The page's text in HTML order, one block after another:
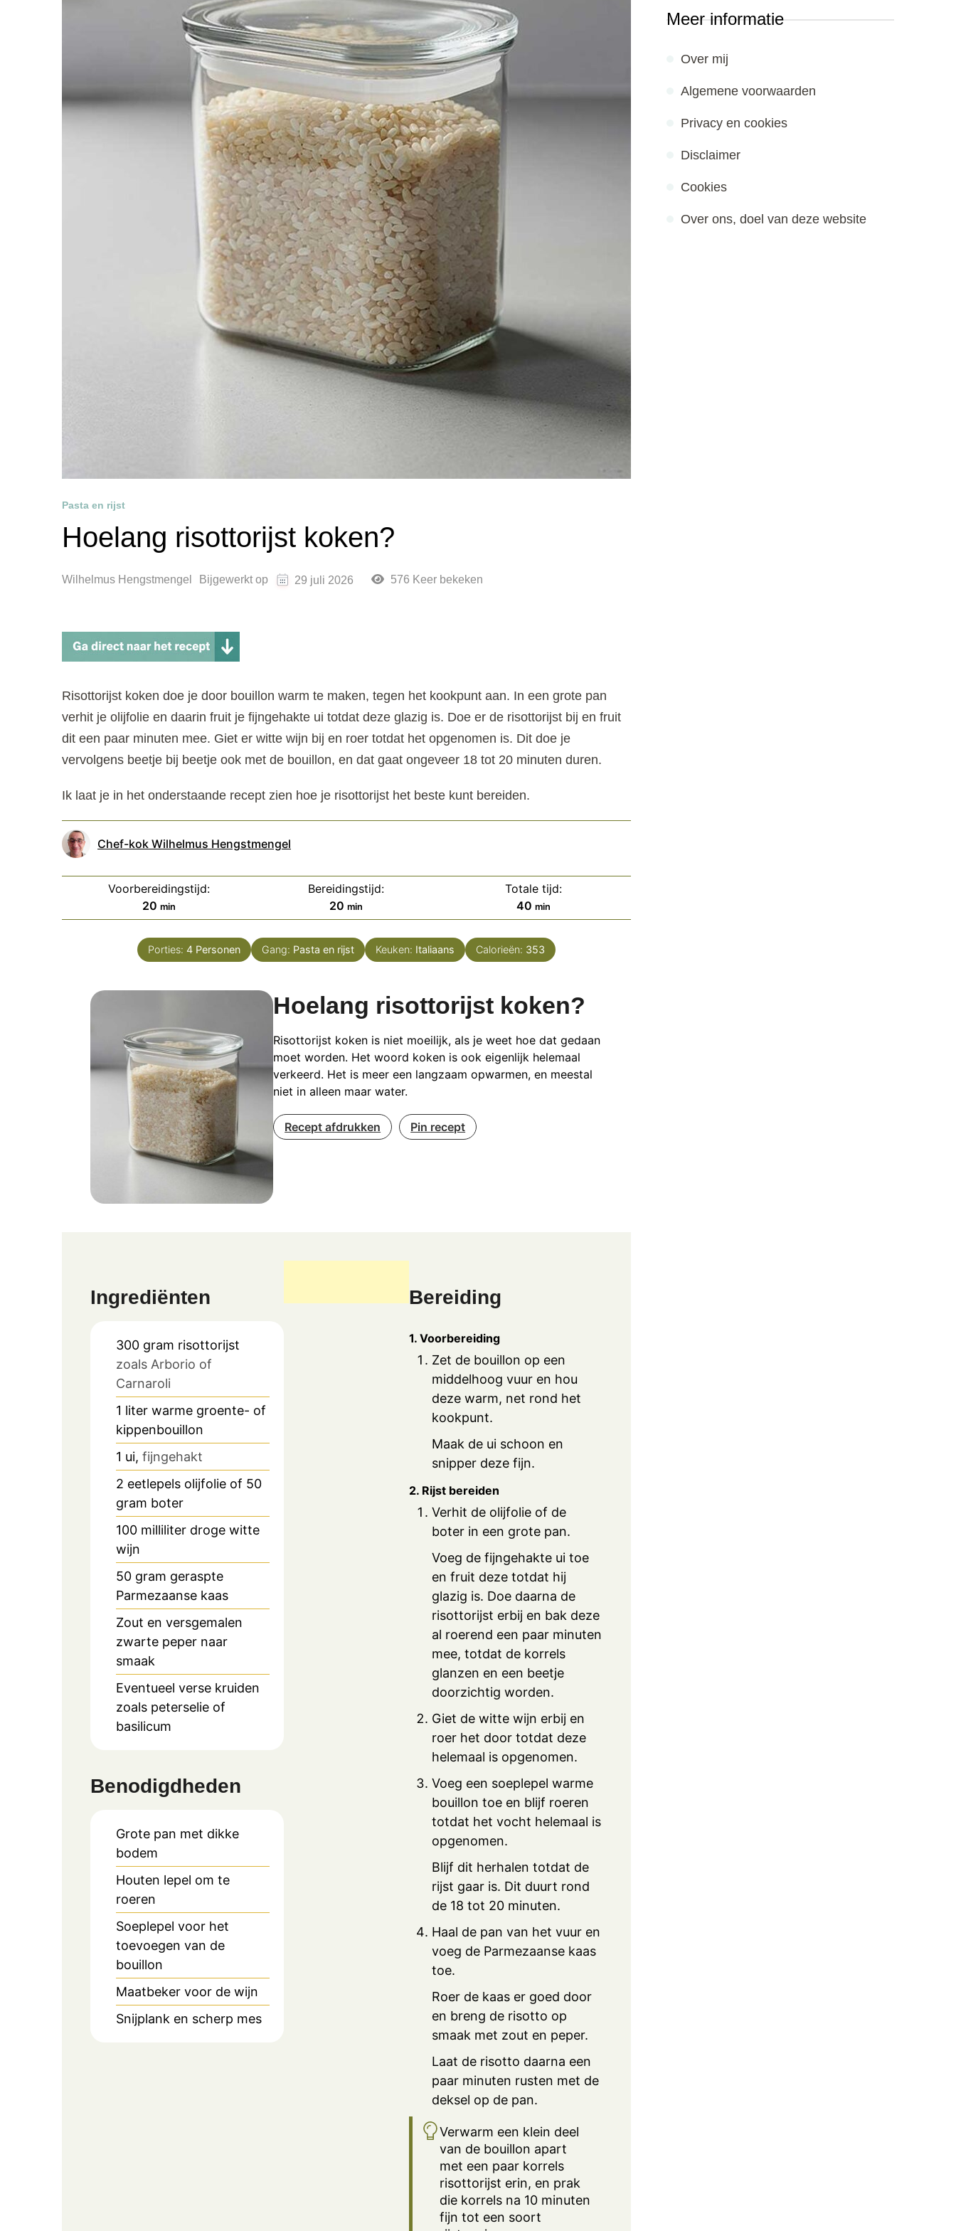
Pasta en rijst
Hoelang risottorijst koken?
Wilhelmus Hengstmengel Bijgewerkt op 29 juli 2026 576 Keer bekeken
Risottorijst koken doe je door bouillon warm te maken, tegen het kookpunt aan. In een grote pan
verhit je olijfolie en daarin fruit je fijngehakte ui totdat deze glazig is. Doe er de risottorijst bij en fruit
dit een paar minuten mee. Giet er witte wijn bij en roer totdat het opgenomen is. Dit doe je
vervolgens beetje bij beetje ook met de bouillon, en dat gaat ongeveer 18 tot 20 minuten duren.
Ik laat je in het onderstaande recept zien hoe je risottorijst het beste kunt bereiden.
Chef-kok Wilhelmus Hengstmengel
Voorbereidingstijd:
20 minuten
min
Bereidingstijd:
20 minuten
min
Totale tijd:
40 minuten
min
Porties: 4 Personen Gang: Pasta en rijst Keuken: Italiaans Calorieën: 353
Hoelang risottorijst koken?
Risottorijst koken is niet moeilijk, als je weet hoe dat gedaan
moet worden. Het woord koken is ook eigenlijk helemaal
verkeerd. Het is meer een langzaam opwarmen, en meestal
niet in alleen maar water.
Recept afdrukken Pin recept
Ingrediënten
300 gram risottorijst
zoals Arborio of
Carnaroli
1 liter warme groente- of
kippenbouillon
1 ui, fijngehakt
2 eetlepels olijfolie of 50
gram boter
100 milliliter droge witte
wijn
50 gram geraspte
Parmezaanse kaas
Zout en versgemalen
zwarte peper naar
smaak
Eventueel verse kruiden
zoals peterselie of
basilicum
Benodigdheden
Grote pan met dikke
bodem
Houten lepel om te
roeren
Soeplepel voor het
toevoegen van de
bouillon
Maatbeker voor de wijn
Snijplank en scherp mes
Bereiding
1. Voorbereiding
Zet de bouillon op een
middelhoog vuur en hou
deze warm, net rond het
kookpunt.
Maak de ui schoon en
snipper deze fijn.
2. Rijst bereiden
Verhit de olijfolie of de
boter in een grote pan.
Voeg de fijngehakte ui toe
en fruit deze totdat hij
glazig is. Doe daarna de
risottorijst erbij en bak deze
al roerend een paar minuten
mee, totdat de korrels
glanzen en een beetje
doorzichtig worden.
Giet de witte wijn erbij en
roer het door totdat deze
helemaal is opgenomen.
Voeg een soeplepel warme
bouillon toe en blijf roeren
totdat het vocht helemaal is
opgenomen.
Blijf dit herhalen totdat de
rijst gaar is. Dit duurt rond
de 18 tot 20 minuten.
Haal de pan van het vuur en
voeg de Parmezaanse kaas
toe.
Roer de kaas er goed door
en breng de risotto op
smaak met zout en peper.
Laat de risotto daarna een
paar minuten rusten met de
deksel op de pan.
Verwarm een klein deel
van de bouillon apart
met een paar korrels
risottorijst erin, en prak
die korrels na 10 minuten
fijn tot een soort
Meer informatie
Over mij
Algemene voorwaarden
Privacy en cookies
Disclaimer
Cookies
Over ons, doel van deze website